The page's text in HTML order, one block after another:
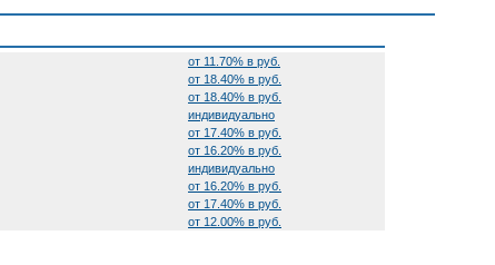
от 11.70% в руб.
от 18.40% в руб.
от 18.40% в руб.
индивидуально
от 17.40% в руб.
от 16.20% в руб.
индивидуально
от 16.20% в руб.
от 17.40% в руб.
от 12.00% в руб.